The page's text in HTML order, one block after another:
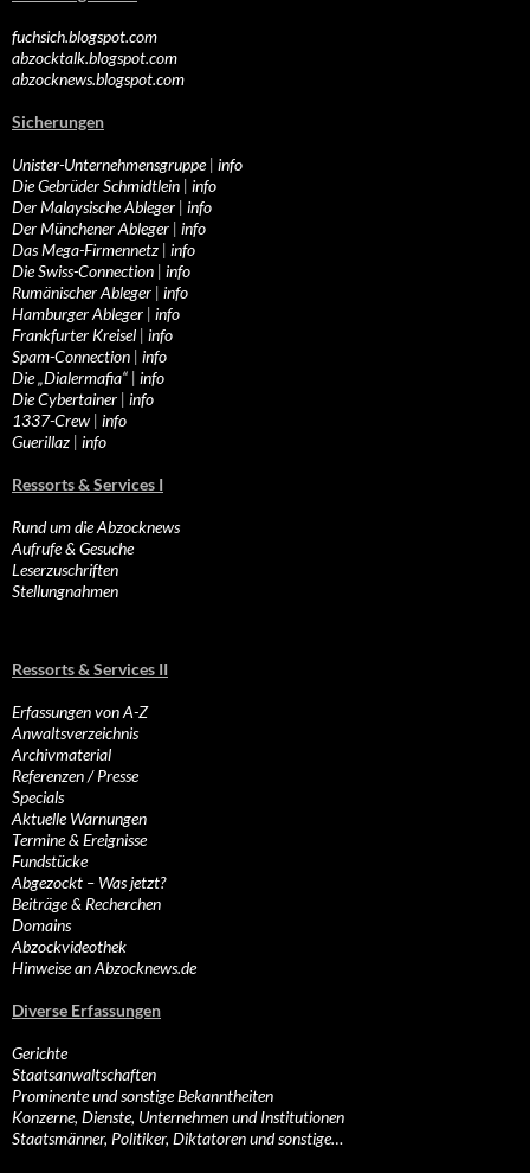
fuchsich.blogspot.com
abzocktalk.blogspot.com
abzocknews.blogspot.com
Sicherungen
Unister-Unternehmensgruppe| info
Die Gebrüder Schmidtlein | info
Der Malaysische Ableger | info
Der Münchener Ableger | info
Das Mega-Firmennetz | info
Die Swiss-Connection | info
Rumänischer Ableger | info
Hamburger Ableger | info
Frankfurter Kreisel | info
Spam-Connection | info
Die „Dialermafia“ | info
Die Cybertainer | info
1337-Crew | info
Guerillaz | info
Ressorts & Services I
Rund um die Abzocknews
Aufrufe & Gesuche
Leserzuschriften
Stellungnahmen
Ressorts & Services II
Erfassungen von A-Z
Anwaltsverzeichnis
Archivmaterial
Referenzen / Presse
Specials
Aktuelle Warnungen
Termine & Ereignisse
Fundstücke
Abgezockt – Was jetzt?
Beiträge & Recherchen
Domains
Abzockvideothek
Hinweise an Abzocknews.de
Diverse Erfassungen
Gerichte
Staatsanwaltschaften
Prominente und sonstige Bekanntheiten
Konzerne, Dienste, Unternehmen und Institutionen
Staatsmänner, Politiker, Diktatoren und sonstige…